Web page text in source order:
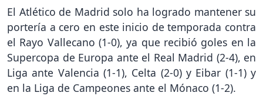
El Atlético de Madrid solo ha logrado mantener su
portería a cero en este inicio de temporada contra
el Rayo Vallecano (1-0), ya que recibió goles en la
Supercopa de Europa ante el Real Madrid (2-4), en
Liga ante Valencia (1-1), Celta (2-0) y Eibar (1-1) y
en la Liga de Campeones ante el Mónaco (1-2).